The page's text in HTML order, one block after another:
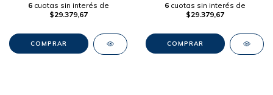
6 cuotas sin interés de
$29.379,67
6 cuotas sin interés de
$29.379,67